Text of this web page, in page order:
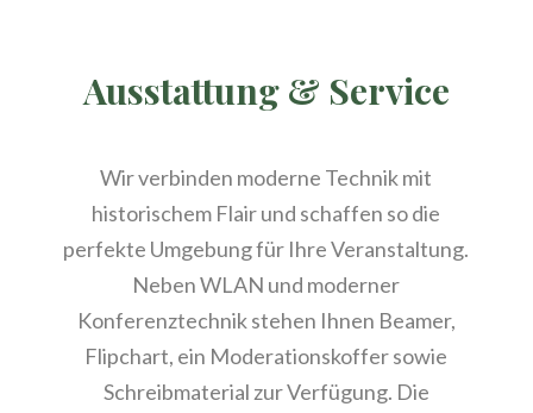
Ausstattung & Service
Wir verbinden moderne Technik mit
historischem Flair und schaffen so die
perfekte Umgebung für Ihre Veranstaltung.
Neben WLAN und moderner
Konferenztechnik stehen Ihnen Beamer,
Flipchart, ein Moderationskoffer sowie
Schreibmaterial zur Verfügung. Die